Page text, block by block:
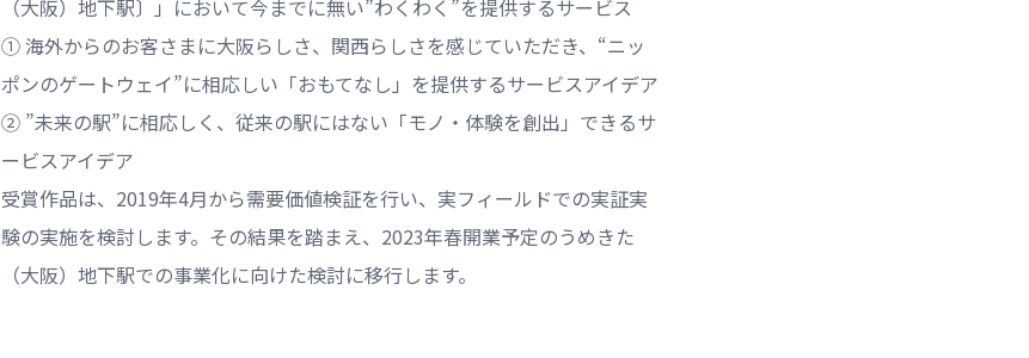
（大阪）地下駅〕」において今までに無い”わくわく”を提供するサービス
① 海外からのお客さまに大阪らしさ、関西らしさを感じていただき、“ニッ
ポンのゲートウェイ”に相応しい「おもてなし」を提供するサービスアイデア
② ”未来の駅”に相応しく、従来の駅にはない「モノ・体験を創出」できるサ
ービスアイデア
受賞作品は、2019年4月から需要価値検証を行い、実フィールドでの実証実
験の実施を検討します。その結果を踏まえ、2023年春開業予定のうめきた
（大阪）地下駅での事業化に向けた検討に移行します。